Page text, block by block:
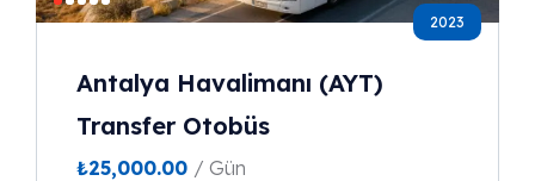
2023
Antalya Havalimanı (AYT)
Transfer Otobüs
₺25,000.00 / Gün